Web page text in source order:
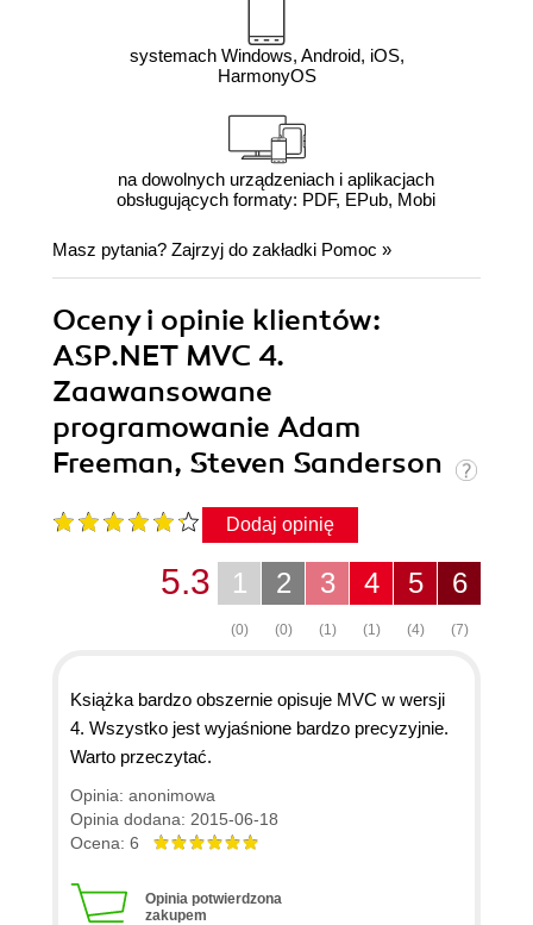
systemach Windows, Android, iOS,
HarmonyOS
na dowolnych urządzeniach i aplikacjach
obsługujących formaty: PDF, EPub, Mobi
Masz pytania? Zajrzyj do zakładki Pomoc »
Oceny i opinie klientów:
ASP.NET MVC 4.
Zaawansowane
programowanie Adam
Freeman, Steven Sanderson
Dodaj opinię
6
(7)
5
(4)
4
(1)
3
(1)
2
(0)
1
(0)
5.3
Książka bardzo obszernie opisuje MVC w wersji
4. Wszystko jest wyjaśnione bardzo precyzyjnie.
Warto przeczytać.
Opinia: anonimowa
Opinia dodana: 2015-06-18
Ocena: 6
Opinia potwierdzona
zakupem